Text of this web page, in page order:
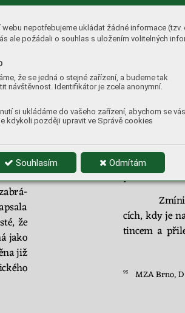
nepotřebujeme ukládat žádné informace (tzv.
ale požádali o souhlas s uložením volitelných
že se jedná o stejné zařízení, a budeme tak
návštěvnost. Identifikátor je zcela anonymní.
si ukládáme do vašeho zařízení, abychom se
kdykoli později upravit ve Správě cookies
Souhlasím Odmítám
pří-
plání
trase
byla
ko ze-
brá-
že
jako
již
bu již
však dodávají
panský
redukci pouze
danských
jsou Voh
mu pan
patrimoniá
cích, kdy je
tincem a
95 MZA Brno,